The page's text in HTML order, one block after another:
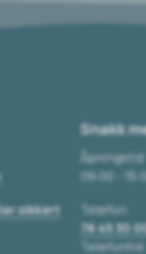
sikkert
Snakk
Åpningstid
09:00 -
Telefon
78 45 30